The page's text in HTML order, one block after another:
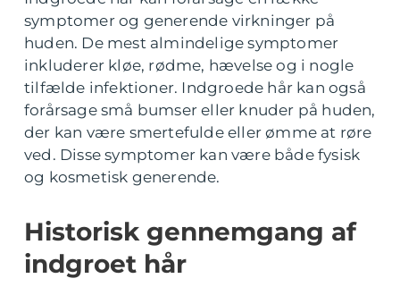
symptomer og generende virkninger på
huden. De mest almindelige symptomer
inkluderer kløe, rødme, hævelse og i nogle
tilfælde infektioner. Indgroede hår kan også
forårsage små bumser eller knuder på huden,
der kan være smertefulde eller ømme at røre
ved. Disse symptomer kan være både fysisk
og kosmetisk generende.
Historisk gennemgang af
indgroet hår